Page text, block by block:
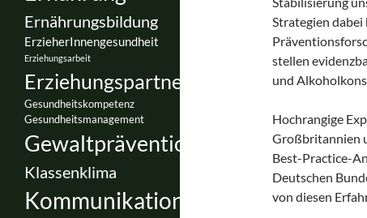
Strategien dabei
stellen
und
Hochrangige
Großbritannien
Best-Practice-
Deutschen
von diesen
Ernährungsbildung
ErzieherInnengesundheit
Erziehungsarbeit
Erziehungspartnerschaft
Gesundheitskompetenz
Gesundheitsmanagement
Gewaltprävention
Klassenklima
Kommunikation